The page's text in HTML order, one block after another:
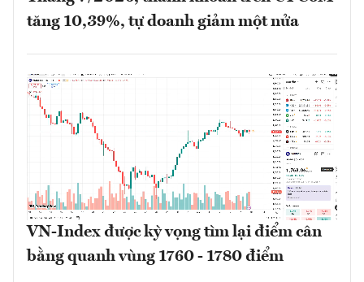
tăng 10,39%, tự doanh giảm một nửa
VN-Index được kỳ vọng tìm lại điểm cân
bằng quanh vùng 1760 - 1780 điểm